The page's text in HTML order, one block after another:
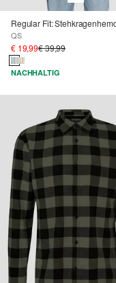
QS
€ 19,99€ 39,99
NACHHALTIG